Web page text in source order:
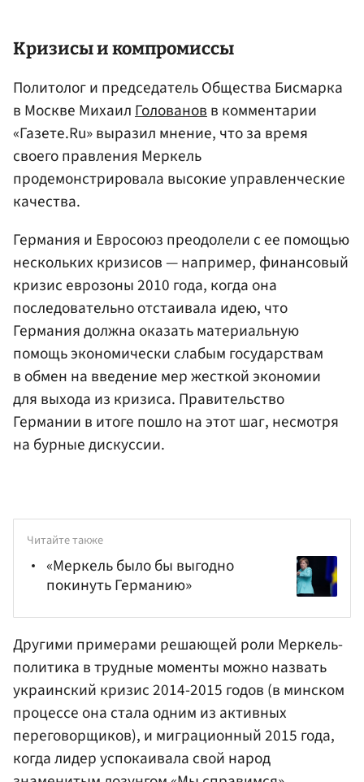
Кризисы и компромиссы
Политолог и председатель Общества Бисмарка
в Москве МихаилГоловановв комментарии
«Газете.Ru» выразил мнение, что за время
своего правления Меркель
продемонстрировала высокие управленческие
качества.
Германия и Евросоюз преодолели с ее помощью
нескольких кризисов — например, финансовый
кризис еврозоны 2010 года, когда она
последовательно отстаивала идею, что
Германия должна оказать материальную
помощь экономически слабым государствам
в обмен на введение мер жесткой экономии
для выхода из кризиса. Правительство
Германии в итоге пошло на этот шаг, несмотря
на бурные дискуссии.
Читайте также
«Меркель было бы выгодно
покинуть Германию»
Другими примерами решающей роли Меркель-
политика в трудные моменты можно назвать
украинский кризис 2014-2015 годов (в минском
процессе она стала одним из активных
переговорщиков), и миграционный 2015 года,
когда лидер успокаивала свой народ